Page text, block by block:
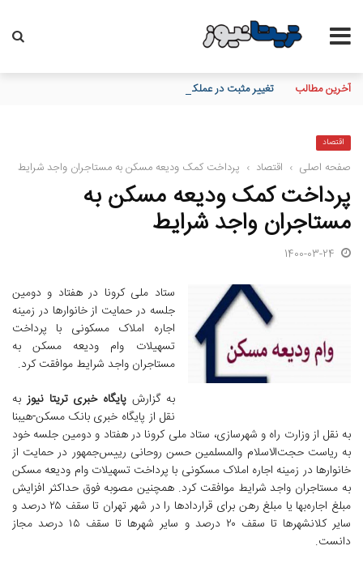
آخرین مطالب تغییر مثبت در عملکرد مالی بانک صادرات ایران/ درآمد عملیاتی 80 درصد رشد کرد
اقتصاد
صفحه اصلی › اقتصاد › پرداخت کمک ودیعه مسکن به مستاجران واجد شرایط
پرداخت کمک ودیعه مسکن به
مستاجران واجد شرایط
1400-03-24
ستاد ملی کرونا در هفتاد و دومین
جلسه در حمایت از خانوارها در زمینه
اجاره املاک مسکونی با پرداخت
تسهیلات وام ودیعه مسکن به
مستاجران واجد شرایط موافقت کرد.
به گزارش پایگاه خبری تریتا نیوزبه
نقل از پایگاه خبری بانک مسکن-هیبنا
به نقل از وزارت راه و شهرسازی، ستاد ملی کرونا در هفتاد و دومین جلسه خود
به ریاست حجت‌الاسلام والمسلمین حسن روحانی رییس‌جمهور در حمایت از
خانوارها در زمینه اجاره املاک مسکونی با پرداخت تسهیلات وام ودیعه مسکن
به مستاجران واجد شرایط موافقت کرد. همچنین مصوبه فوق حداکثر افزایش
مبلغ اجاره‌بها یا مبلغ رهن برای قراردادها را در شهر تهران تا سقف ۲۵ درصد و
سایر کلانشهرها تا سقف ۲۰ درصد و سایر شهرها تا سقف ۱۵ درصد مجاز
دانست.